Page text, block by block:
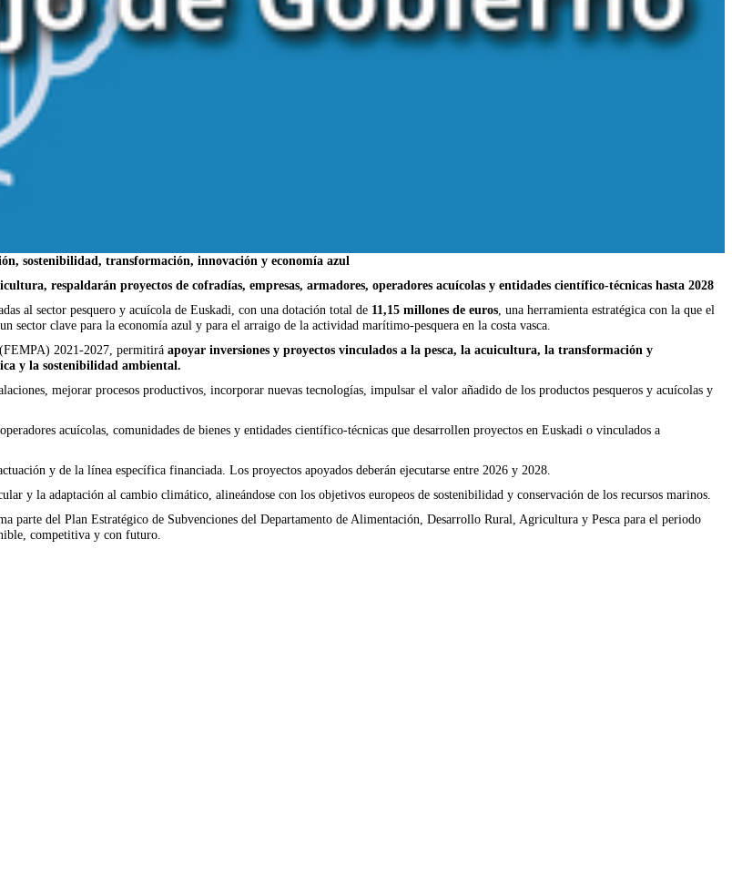
sostenibilidad, transformación, innovación y economía azul
respaldarán proyectos de cofradías, empresas, armadores, operadores acuícolas y entidades científico-técnicas hasta 2028
al sector pesquero y acuícola de Euskadi, con una dotación total de 11,15 millones de euros , una herramienta estratégica con la que el
clave para la economía azul y para el arraigo de la actividad marítimo-pesquera en la costa vasca.
2021-2027, permitirá apoyar inversiones y proyectos vinculados a la pesca, la acuicultura, la transformación y
y la sostenibilidad ambiental.
mejorar procesos productivos, incorporar nuevas tecnologías, impulsar el valor añadido de los productos pesqueros y acuícolas y
acuícolas, comunidades de bienes y entidades científico-técnicas que desarrollen proyectos en Euskadi o vinculados a
y de la línea específica financiada. Los proyectos apoyados deberán ejecutarse entre 2026 y 2028.
y la adaptación al cambio climático, alineándose con los objetivos europeos de sostenibilidad y conservación de los recursos marinos.
parte del Plan Estratégico de Subvenciones del Departamento de Alimentación, Desarrollo Rural, Agricultura y Pesca para el periodo
competitiva y con futuro.